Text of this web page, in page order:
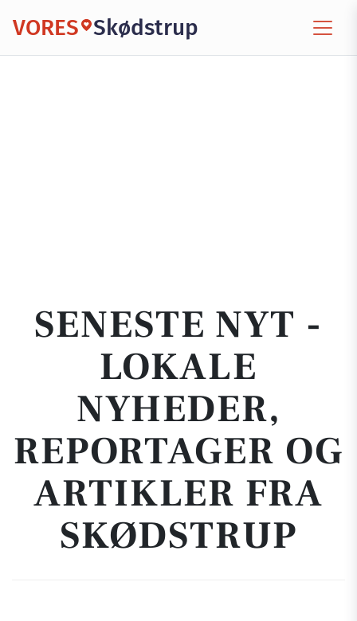
VORES Skødstrup
SENESTE NYT -
LOKALE
NYHEDER,
REPORTAGER OG
ARTIKLER FRA
SKØDSTRUP